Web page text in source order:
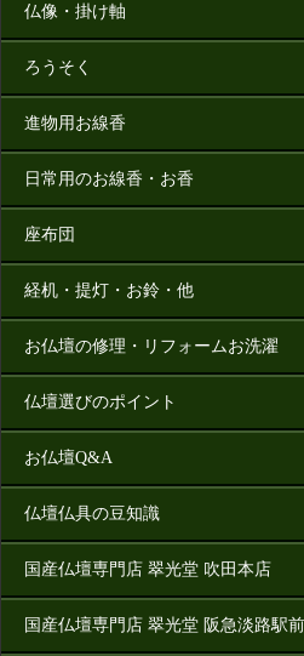
仏像・掛け軸
ろうそく
進物用お線香
日常用のお線香・お香
座布団
経机・提灯・お鈴・他
お仏壇の修理・リフォームお洗濯
仏壇選びのポイント
お仏壇Q&A
仏壇仏具の豆知識
国産仏壇専門店 翠光堂 吹田本店
国産仏壇専門店 翠光堂 阪急淡路駅